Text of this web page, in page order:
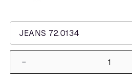
JEANS 72.0134